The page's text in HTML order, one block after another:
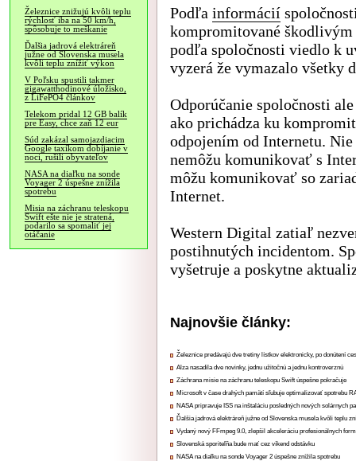
Železnice znižujú kvôli teplu
rýchlosť iba na 50 km/h,
spôsobuje to meškanie
Ďalšia jadrová elektráreň
južne od Slovenska musela
kvôli teplu znížiť výkon
V Poľsku spustili takmer
gigawatthodinové úložisko,
z LiFePO4 článkov
Telekom pridal 12 GB balík
pre Easy, chce zaň 12 eur
Súd zakázal samojazdiacim
Google taxíkom dobíjanie v
noci, rušili obyvateľov
NASA na diaľku na sonde
Voyager 2 úspešne znížila
spotrebu
Misia na záchranu teleskopu
Swift ešte nie je stratená,
podarilo sa spomaliť jej
otáčanie
Podľa informácií
kompromitované
podľa spoločnosti viedlo k
vyzerá že vymazalo všetky
Odporúčanie spoločnosti
ako prichádza ku
odpojením od Internetu.
nemôžu komunikovať s
môžu komunikovať so
Internet.
Western Digital zatiaľ
postihnutých incidentom.
vyšetruje a poskytne
Najnovšie články:
Železnice predávajú dve tretiny lístkov elektronicky, po donútení
Alza nasadila dve novinky, jednu užitočnú a jednu kontroverznú
Záchrana misie na záchranu teleskopu Swift úspešne pokračuje
Microsoft v čase drahých pamätí sľubuje optimalizovať spotrebu
NASA pripravuje ISS na inštaláciu posledných nových solárnych
Ďalšia jadrová elektráreň južne od Slovenska musela kvôli teplu
Vydaný nový FFmpeg 9.0, zlepšil akceleráciu profesionálnych
Slovenská sporiteľňa bude mať cez víkend odstávku
NASA na diaľku na sonde Voyager 2 úspešne znížila spotrebu